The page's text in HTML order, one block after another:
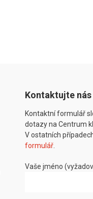
Kontaktujte nás
Kontaktní formulář
dotazy na Centrum
V ostatních
formulář
Vaše jméno